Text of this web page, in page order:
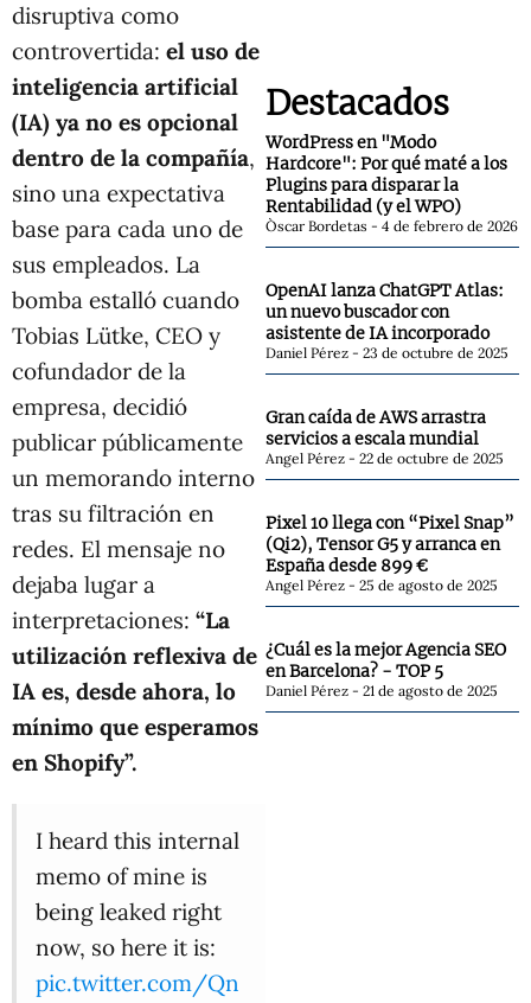
disruptiva como
controvertida: el uso de
inteligencia artificial
(IA) ya no es opcional
dentro de la compañía,
sino una expectativa
base para cada uno de
sus empleados. La
bomba estalló cuando
Tobias Lütke, CEO y
cofundador de la
empresa, decidió
publicar públicamente
un memorando interno
tras su filtración en
redes. El mensaje no
dejaba lugar a
interpretaciones: “La
utilización reflexiva de
IA es, desde ahora, lo
mínimo que esperamos
en Shopify”.
I heard this internal
memo of mine is
being leaked right
now, so here it is:
pic.twitter.com/Qn
Destacados
WordPress en "Modo
Hardcore": Por qué maté a los
Plugins para disparar la
Rentabilidad (y el WPO)
Òscar Bordetas 4 de febrero de 2026
OpenAI lanza ChatGPT Atlas:
un nuevo buscador con
asistente de IA incorporado
Daniel Pérez 23 de octubre de 2025
Gran caída de AWS arrastra
servicios a escala mundial
Angel Pérez 22 de octubre de 2025
Pixel 10 llega con “Pixel Snap”
(Qi2), Tensor G5 y arranca en
España desde 899 €
Angel Pérez 25 de agosto de 2025
¿Cuál es la mejor Agencia SEO
en Barcelona? - TOP 5
Daniel Pérez 21 de agosto de 2025